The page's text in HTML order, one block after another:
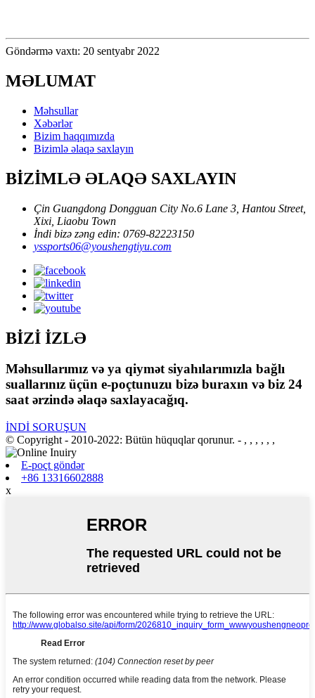
Göndərmə vaxtı: 20 sentyabr 2022
MƏLUMAT
Məhsullar
Xəbərlər
Bizim haqqımızda
Bizimlə əlaqə saxlayın
BİZİMLƏ ƏLAQƏ SAXLAYIN
Çin Guangdong Dongguan City No.6 Lane 3, Hantou Street,
Xixi, Liaobu Town
İndi bizə zəng edin: 0769-82223150
yssports06@youshengtiyu.com
BİZİ İZLƏ
Məhsullarımız və ya qiymət siyahılarımızla bağlı
suallarınız üçün e-poçtunuzu bizə buraxın və biz 24
saat ərzində əlaqə saxlayacağıq.
İNDİ SORUŞUN
© Copyright - 2010-2022: Bütün hüquqlar qorunur. - , , , , , ,
E-poçt göndər
+86 13316602888
x